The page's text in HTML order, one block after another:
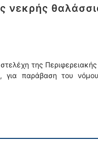
νεκρής
της
για παράβαση του